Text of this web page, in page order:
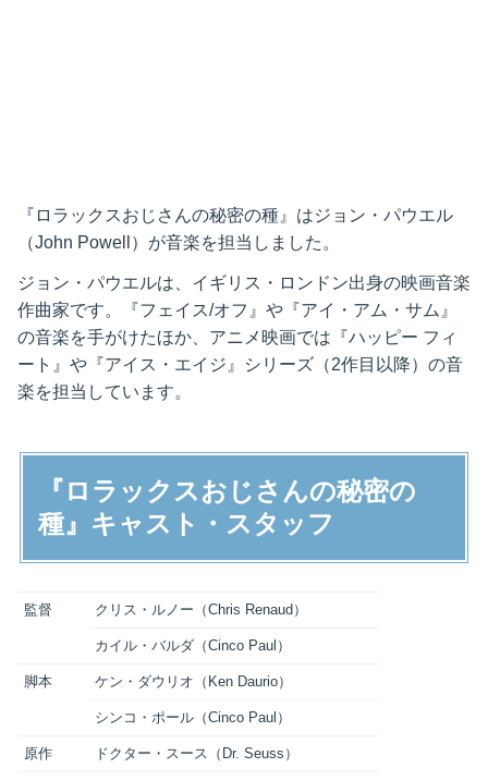
『ロラックスおじさんの秘密の種』はジョン・パウエル
（John Powell）が音楽を担当しました。
ジョン・パウエルは、イギリス・ロンドン出身の映画音楽
作曲家です。『フェイス/オフ』や『アイ・アム・サム』
の音楽を手がけたほか、アニメ映画では『ハッピー フィ
ート』や『アイス・エイジ』シリーズ（2作目以降）の音
楽を担当しています。
『ロラックスおじさんの秘密の
種』キャスト・スタッフ
監督 クリス・ルノー（Chris Renaud）
カイル・バルダ（Cinco Paul）
脚本 ケン・ダウリオ（Ken Daurio）
シンコ・ポール（Cinco Paul）
原作 ドクター・スース（Dr. Seuss）